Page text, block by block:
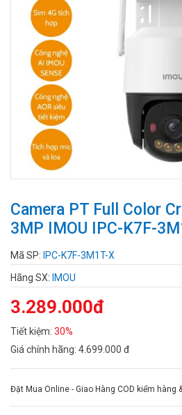
Camera PT Full Color
3MP IMOU IPC-K7F-
Mã SP: IPC-K7F-3M1T-X
Hãng SX: IMOU
3.289.000đ
Tiết kiệm: 30%
Giá chính hãng: 4.699.000 đ
Đặt Mua Online - Giao Hàng COD kiểm hàng